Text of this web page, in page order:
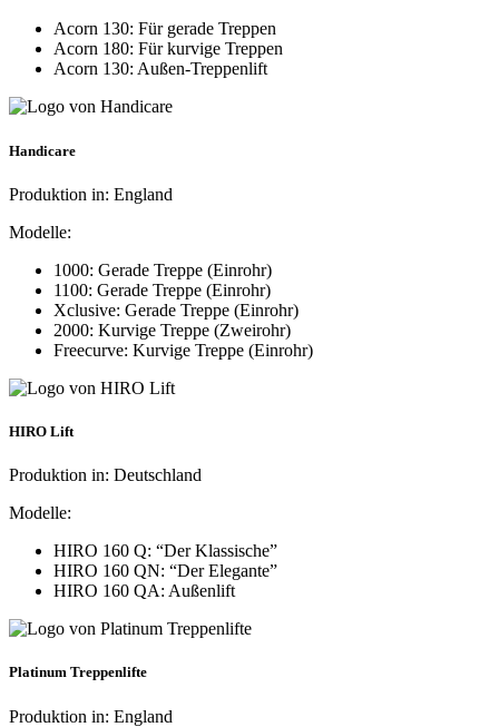
Acorn 130: Für gerade Treppen
Acorn 180: Für kurvige Treppen
Acorn 130: Außen-Treppenlift
Handicare
Produktion in: England
Modelle:
1000: Gerade Treppe (Einrohr)
1100: Gerade Treppe (Einrohr)
Xclusive: Gerade Treppe (Einrohr)
2000: Kurvige Treppe (Zweirohr)
Freecurve: Kurvige Treppe (Einrohr)
HIRO Lift
Produktion in: Deutschland
Modelle:
HIRO 160 Q: “Der Klassische”
HIRO 160 QN: “Der Elegante”
HIRO 160 QA: Außenlift
Platinum Treppenlifte
Produktion in: England